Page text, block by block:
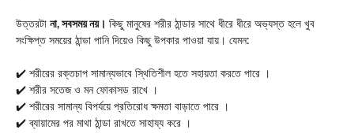
উত্তরটা না, সবসময় নয়। কিছু মানুষের শরীর ঠান্ডার সাথে ধীরে ধীরে অভ্যস্ত হলে খুব
সংক্ষিপ্ত সময়ের ঠান্ডা পানি দিয়েও কিছু উপকার পাওয়া যায়। যেমন:
✔️ শরীরের রক্তচাপ সামান্যভাবে স্থিতিশীল হতে সহায়তা করতে পারে ।
✔️ শরীর সতেজ ও মন ফোকাসড রাখে ।
✔️ শরীরের সামান্য বিপর্যয়ে প্রতিরোধ ক্ষমতা বাড়াতে পারে ।
✔️ ব্যায়ামের পর মাথা ঠান্ডা রাখতে সাহায্য করে ।